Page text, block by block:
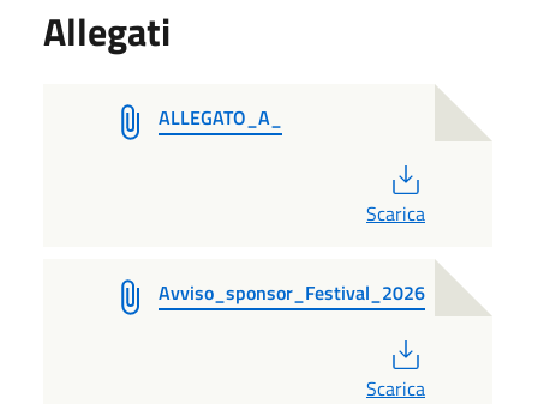
Allegati
ALLEGATO_A_
Scarica
Avviso_sponsor_Festival_2026
Scarica